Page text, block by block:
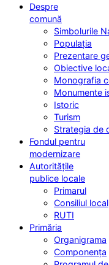
Despre
comună
Simbolurile
Populația
Prezentare
Obiective
Monografia
Monumente
Istoric
Turism
Strategia de
Fondul pentru
modernizare
Autoritățile
publice locale
Primarul
Consiliul local
RUTI
Primăria
Organigrama
Componența